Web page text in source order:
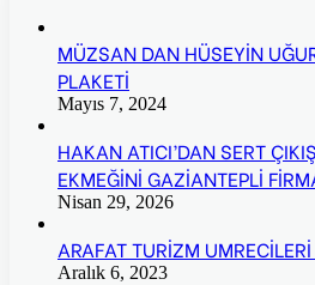
MÜZSAN DAN HÜSEYİN
PLAKETİ
Mayıs 7, 2024
HAKAN ATICI’DAN SERT
EKMEĞİNİ GAZİANTEPLİ
Nisan 29, 2026
ARAFAT TURİZM
Aralık 6, 2023